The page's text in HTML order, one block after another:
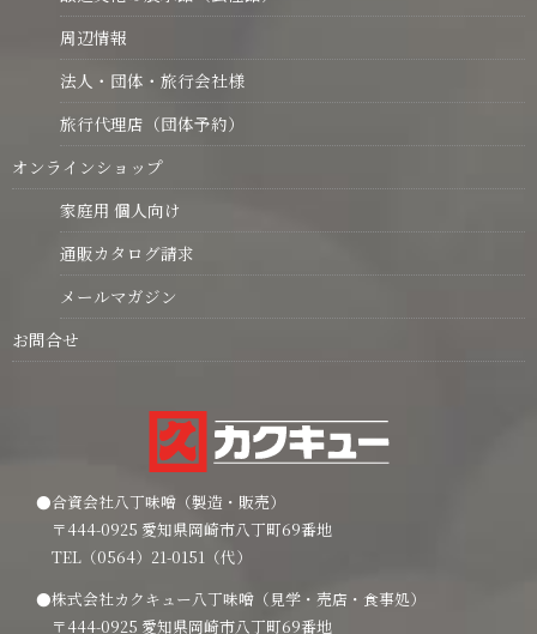
周辺情報
法人・団体・旅行会社様
旅行代理店（団体予約）
オンラインショップ
家庭用 個人向け
通販カタログ請求
メールマガジン
お問合せ
●合資会社八丁味噌（製造・販売）
〒444-0925 愛知県岡崎市八丁町69番地
TEL（0564）21-0151（代）
●株式会社カクキュー八丁味噌（見学・売店・食事処）
〒444-0925 愛知県岡崎市八丁町69番地